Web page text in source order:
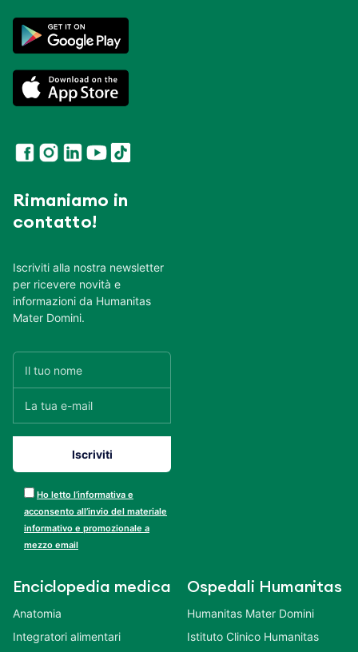
Rimaniamo in
contatto!
Iscriviti alla nostra newsletter
per ricevere novità e
informazioni da Humanitas
Mater Domini.
Ho letto l’informativa e
acconsento all’invio del materiale
informativo e promozionale a
mezzo email
Enciclopedia medica
Anatomia
Integratori alimentari
Ospedali Humanitas
Humanitas Mater Domini
Istituto Clinico Humanitas